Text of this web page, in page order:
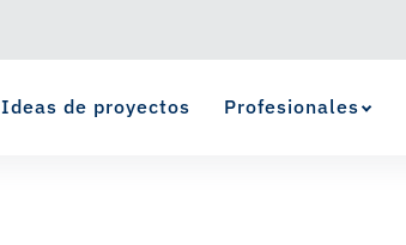
Ideas de proyectos Profesionales